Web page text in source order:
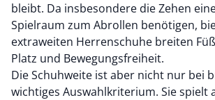
bleibt. Da insbesondere die Zehen
Spielraum zum Abrollen benötigen,
extraweiten Herrenschuhe breiten
Platz und Bewegungsfreiheit.
Die Schuhweite ist aber nicht nur bei
wichtiges Auswahlkriterium. Sie spielt